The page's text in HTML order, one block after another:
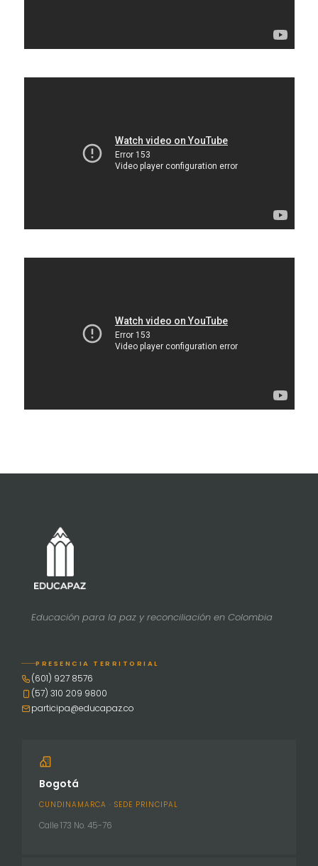
Educación para la paz y reconciliación en Colombia
PRESENCIA TERRITORIAL
(601) 927 8576
(57) 310 209 9800
participa@educapaz.co
Bogotá
CUNDINAMARCA · SEDE PRINCIPAL
Calle 173 No. 45-76